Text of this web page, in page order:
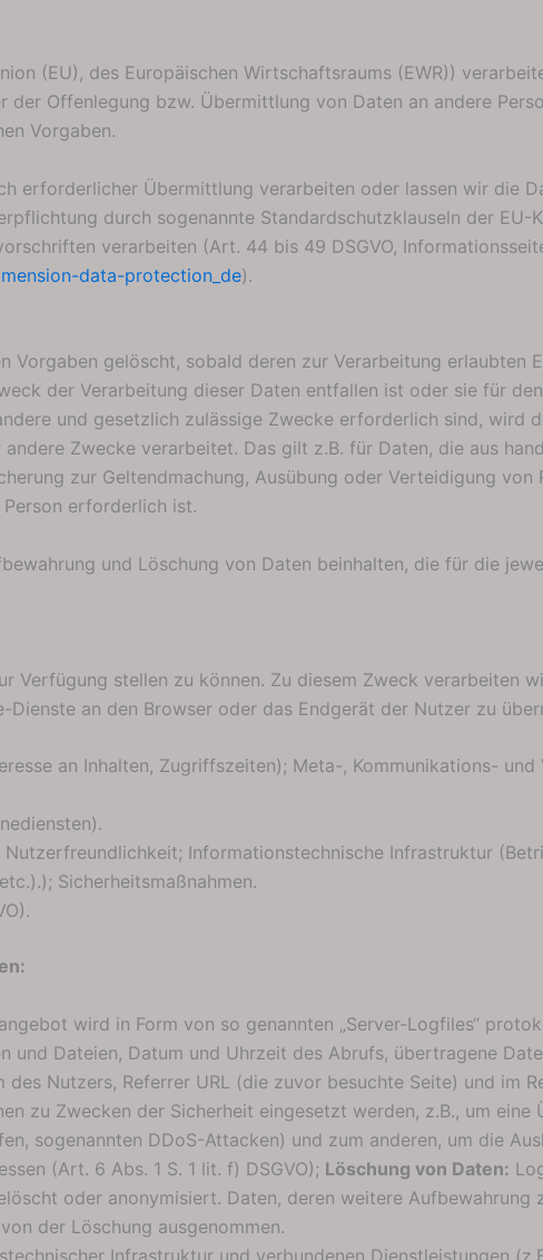
(EU), des Europäischen Wirtschaftsraums (EWR))
Offenlegung bzw. Übermittlung von Daten an andere
Vorgaben.
erforderlicher Übermittlung verarbeiten oder lassen wir die
durch sogenannte Standardschutzklauseln der EU-
verarbeiten (Art. 44 bis 49 DSGVO,
data-protection_de).
gelöscht, sobald deren zur Verarbeitung erlaubten
der Verarbeitung dieser Daten entfallen ist oder sie für
und gesetzlich zulässige Zwecke erforderlich sind, wird
Zwecke verarbeitet. Das gilt z.B. für Daten, die aus
zur Geltendmachung, Ausübung oder Verteidigung von
erforderlich ist.
und Löschung von Daten beinhalten, die für die
Verfügung stellen zu können. Zu diesem Zweck verarbeiten
an den Browser oder das Endgerät der Nutzer zu
an Inhalten, Zugriffszeiten); Meta-, Kommunikations- und
Informationstechnische Infrastruktur
Sicherheitsmaßnahmen.
wird in Form von so genannten „Server-Logfiles“
Dateien, Datum und Uhrzeit des Abrufs, übertragene
Nutzers, Referrer URL (die zuvor besuchte Seite) und im
zu Zwecken der Sicherheit eingesetzt werden, z.B., um eine
sogenannten DDoS-Attacken) und zum anderen, um die
(Art. 6 Abs. 1 S. 1 lit. f) DSGVO); Löschung von Daten:
oder anonymisiert. Daten, deren weitere Aufbewahrung
der Löschung ausgenommen.
Infrastruktur und verbundenen Dienstleistungen